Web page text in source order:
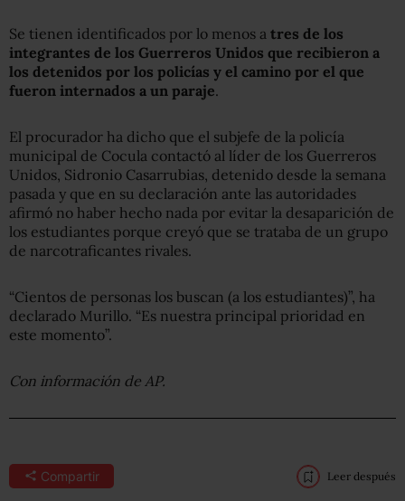
Se tienen identificados por lo menos a tres de los
integrantes de los Guerreros Unidos que recibieron a
los detenidos por los policías y el camino por el que
fueron internados a un paraje.
El procurador ha dicho que el subjefe de la policía
municipal de Cocula contactó al líder de los Guerreros
Unidos, Sidronio Casarrubias, detenido desde la semana
pasada y que en su declaración ante las autoridades
afirmó no haber hecho nada por evitar la desaparición de
los estudiantes porque creyó que se trataba de un grupo
de narcotraficantes rivales.
“Cientos de personas los buscan (a los estudiantes)”, ha
declarado Murillo. “Es nuestra principal prioridad en
este momento”.
Con información de AP.
Compartir Leer después